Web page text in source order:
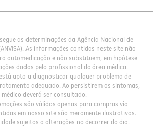
as determinações da Agência Nacional de
As informações contidas neste site não
automedicação e não substituem, em hipótese
dadas pelo profissional da área médica.
apto a diagnosticar qualquer problema de
adequado. Ao persistirem os sintomas,
médico deverá ser consultado.
são válidos apenas para compras via
em nosso site são meramente ilustrativas.
sujeitos a alterações no decorrer do dia.